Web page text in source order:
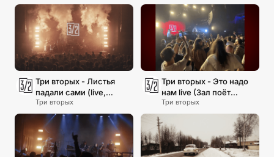
Три вторых - Листья
падали сами (live,
Урбан)
Три вторых
Три вторых - Это надо
нам live (Зал поёт
двухголосие!)
Три вторых